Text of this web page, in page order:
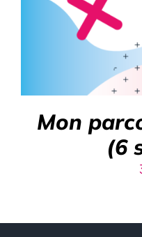
Mon
(6